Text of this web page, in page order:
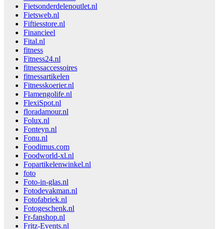
Fietsonderdelenoutlet.nl
Fietsweb.nl
Fiftiesstore.nl
Financieel
Fital.nl
fitness
Fitness24.nl
fitnessaccessoires
fitnessartikelen
Fitnesskoerier.nl
Flamengolife.nl
FlexiSpot.nl
floradamour.nl
Folux.nl
Fonteyn.nl
Fonu.nl
Foodimus.com
Foodworld-xl.nl
Fopartikelenwinkel.nl
foto
Foto-in-glas.nl
Fotodevakman.nl
Fotofabriek.nl
Fotogeschenk.nl
Fr-fanshop.nl
Fritz-Events.nl